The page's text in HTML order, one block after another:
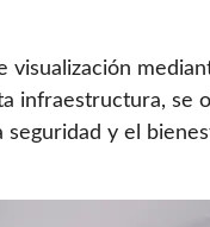
visualización
infraestructura, se
y el